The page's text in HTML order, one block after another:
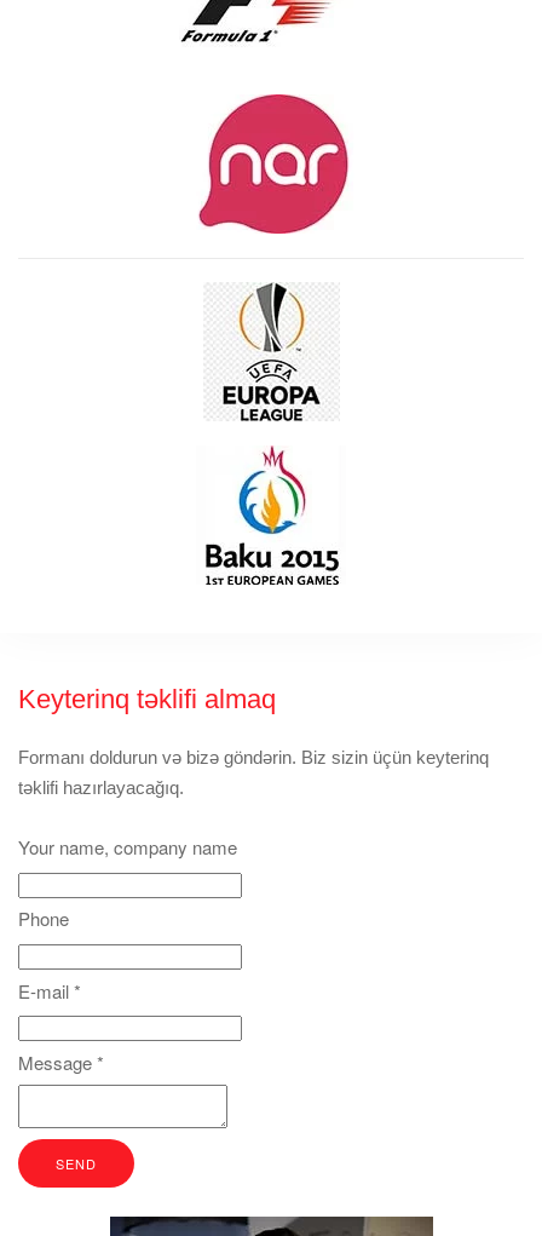
Keyterinq təklifi almaq
Formanı doldurun və bizə göndərin. Biz sizin üçün keyterinq
təklifi hazırlayacağıq.
Your name, company name
Phone
E-mail*
Message*
SEND